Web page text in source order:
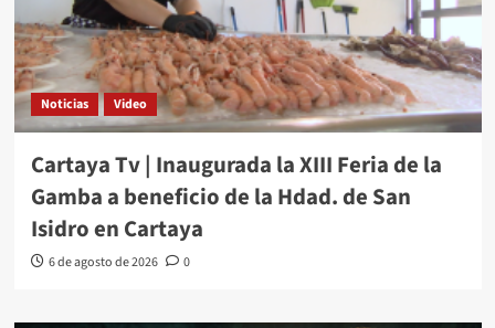
Noticias Video
Cartaya Tv | Inaugurada la XIII Feria de la
Gamba a beneficio de la Hdad. de San
Isidro en Cartaya
6 de agosto de 2026 0